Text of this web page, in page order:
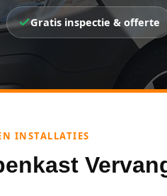
Gratis inspectie & offerte
INSTALLATIES